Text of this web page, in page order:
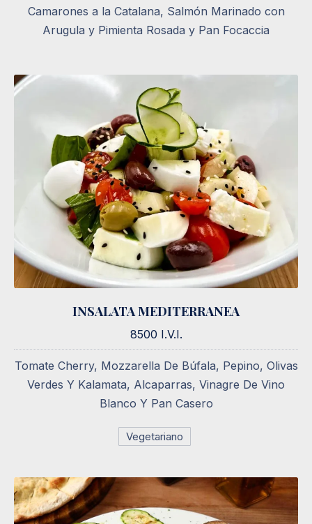
Camarones a la Catalana, Salmón Marinado con
Arugula y Pimienta Rosada y Pan Focaccia
INSALATA MEDITERRANEA
8500 I.V.I.
Tomate Cherry, Mozzarella De Búfala, Pepino, Olivas
Verdes Y Kalamata, Alcaparras, Vinagre De Vino
Blanco Y Pan Casero
Vegetariano